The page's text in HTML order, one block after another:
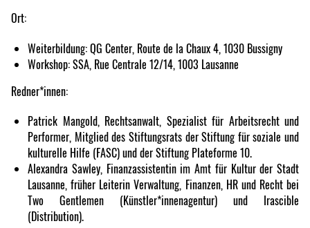
Ort:
Weiterbildung: QG Center, Route de la Chaux 4, 1030 Bussigny
Workshop: SSA, Rue Centrale 12/14, 1003 Lausanne
Redner*innen:
Patrick Mangold, Rechtsanwalt, Spezialist für Arbeitsrecht und
Performer, Mitglied des Stiftungsrats der Stiftung für soziale und
kulturelle Hilfe (FASC) und der Stiftung Plateforme 10.
Alexandra Sawley, Finanzassistentin im Amt für Kultur der Stadt
Lausanne, früher Leiterin Verwaltung, Finanzen, HR und Recht bei
Two Gentlemen (Künstler*innenagentur) und Irascible
(Distribution).